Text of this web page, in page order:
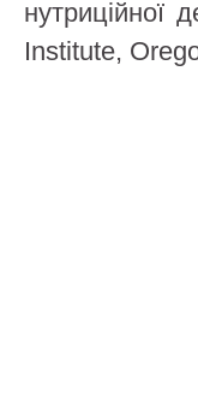
нутриційної
Institute,